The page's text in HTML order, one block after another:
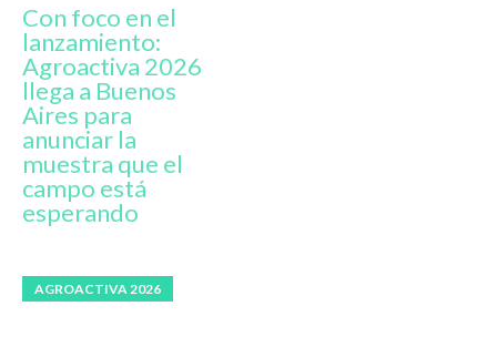
Con foco en el
lanzamiento:
Agroactiva 2026
llega a Buenos
Aires para
anunciar la
muestra que el
campo está
esperando
AGROACTIVA 2026